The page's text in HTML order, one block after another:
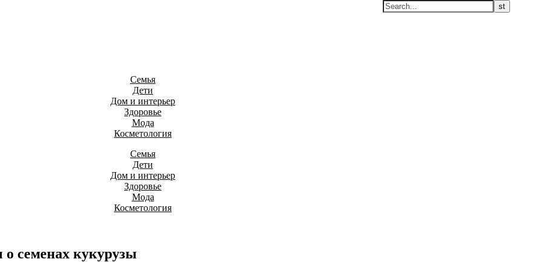
Семья
Дети
Дом и интерьер
Здоровье
Мода
Косметология
Семья
Дети
Дом и интерьер
Здоровье
Мода
Косметология
семенах кукурузы